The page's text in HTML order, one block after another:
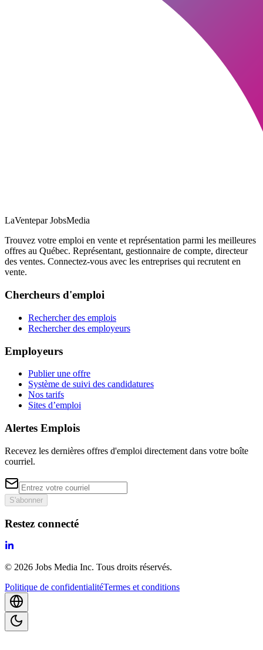
LaVentepar JobsMedia
Trouvez votre emploi en vente et représentation parmi les meilleures
offres au Québec. Représentant, gestionnaire de compte, directeur
des ventes. Connectez-vous avec les entreprises qui recrutent en
vente.
Chercheurs d'emploi
Rechercher des emplois
Rechercher des employeurs
Employeurs
Publier une offre
Système de suivi des candidatures
Nos tarifs
Sites d’emploi
Alertes Emplois
Recevez les dernières offres d'emploi directement dans votre boîte
courriel.
S'abonner
Restez connecté
© 2026 Jobs Media Inc. Tous droits réservés.
Politique de confidentialitéTermes et conditions